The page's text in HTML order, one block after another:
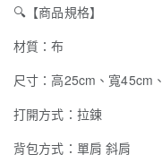
🔍 【商品規格】
材質：布
尺寸：高25cm、寬45cm
打開方式：拉鍊
背包方式：單肩 斜肩